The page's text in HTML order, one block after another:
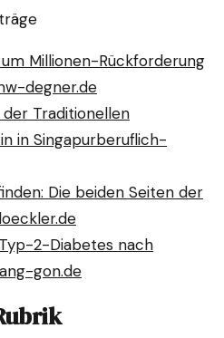
Millionen-Rückforderung
degner.de
Traditionellen
in Singapurberuflich-
Die beiden Seiten der
2-Diabetes nach
gon.de